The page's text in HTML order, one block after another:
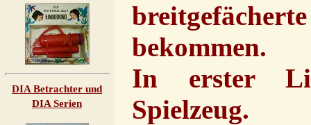
DIA Betrachter und
DIA Serien
bekommen.
In erster